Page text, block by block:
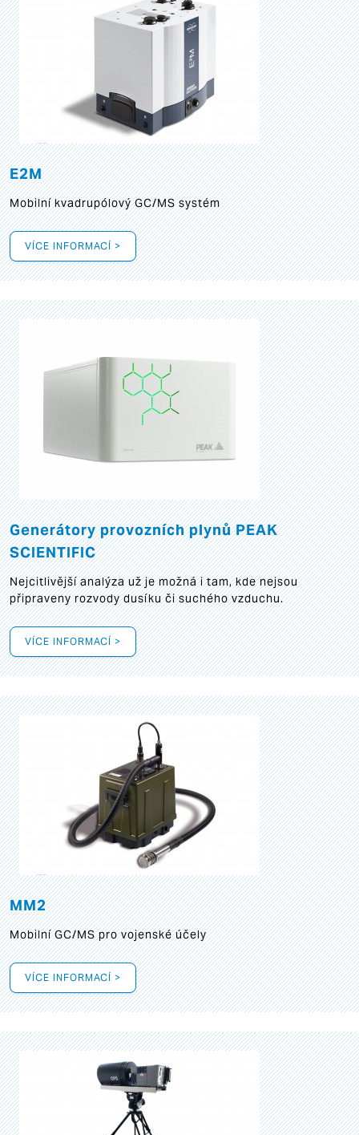
E2M
Mobilní kvadrupólový GC/MS systém
VÍCE INFORMACÍ >
Generátory provozních plynů PEAK
SCIENTIFIC
Nejcitlivější analýza už je možná i tam, kde nejsou
připraveny rozvody dusíku či suchého vzduchu.
VÍCE INFORMACÍ >
MM2
Mobilní GC/MS pro vojenské účely
VÍCE INFORMACÍ >